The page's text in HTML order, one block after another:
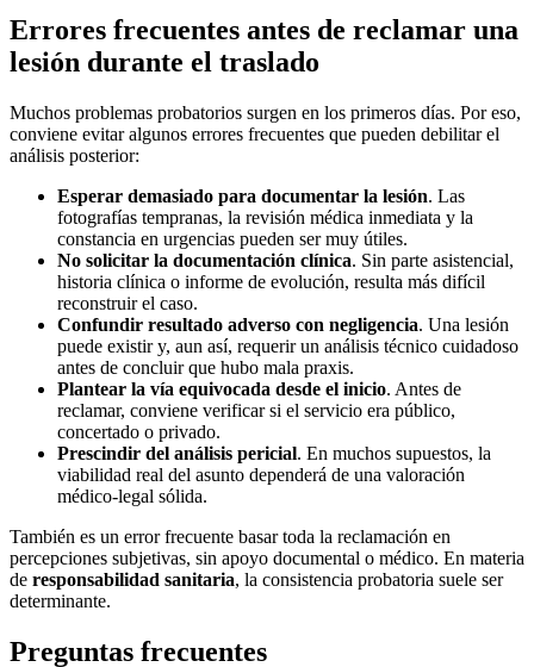
Errores frecuentes antes de reclamar una
lesión durante el traslado
Muchos problemas probatorios surgen en los primeros días. Por eso,
conviene evitar algunos errores frecuentes que pueden debilitar el
análisis posterior:
Esperar demasiado para documentar la lesión. Las
fotografías tempranas, la revisión médica inmediata y la
constancia en urgencias pueden ser muy útiles.
No solicitar la documentación clínica. Sin parte asistencial,
historia clínica o informe de evolución, resulta más difícil
reconstruir el caso.
Confundir resultado adverso con negligencia. Una lesión
puede existir y, aun así, requerir un análisis técnico cuidadoso
antes de concluir que hubo mala praxis.
Plantear la vía equivocada desde el inicio. Antes de
reclamar, conviene verificar si el servicio era público,
concertado o privado.
Prescindir del análisis pericial. En muchos supuestos, la
viabilidad real del asunto dependerá de una valoración
médico-legal sólida.
También es un error frecuente basar toda la reclamación en
percepciones subjetivas, sin apoyo documental o médico. En materia
de responsabilidad sanitaria, la consistencia probatoria suele ser
determinante.
Preguntas frecuentes